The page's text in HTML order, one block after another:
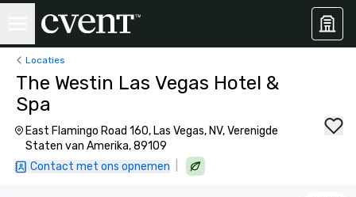
Locaties
The Westin Las Vegas Hotel &
Spa
East Flamingo Road 160, Las Vegas, NV, Verenigde
Staten van Amerika, 89109
Contact met ons opnemen